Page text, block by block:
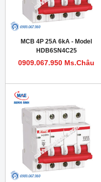
MCB 4P 25A 6kA - Model
HDB6SN4C25
0909.067.950 Ms.Châu